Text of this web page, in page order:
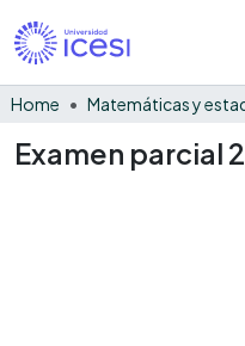
Home
Examen parcial 2